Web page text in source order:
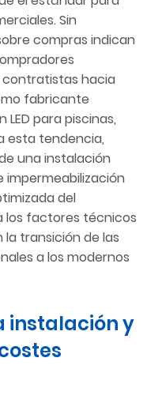
Sin
compras indican
contratistas hacia
fabricante
para piscinas,
esta tendencia,
una instalación
impermeabilización
del
los factores técnicos
transición de las
a los modernos
instalación y